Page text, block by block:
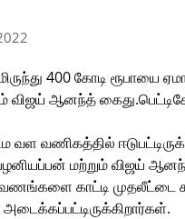
400 கோடி ரூபாயை
ஆனந்த் கைது.பெட்டிகோ
வள வணிகத்தில்
மற்றும் விஜய்
காட்டி முதலீட்டை
அடைக்கப்பட்டிருக்கிறார்கள்.